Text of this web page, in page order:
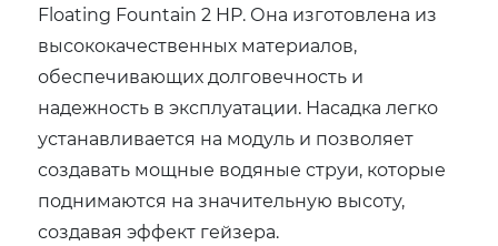
Floating Fountain 2 HP. Она изготовлена из
высококачественных материалов,
обеспечивающих долговечность и
надежность в эксплуатации. Насадка легко
устанавливается на модуль и позволяет
создавать мощные водяные струи, которые
поднимаются на значительную высоту,
создавая эффект гейзера.